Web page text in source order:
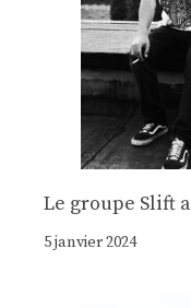
Le groupe Slift
5 janvier 2024